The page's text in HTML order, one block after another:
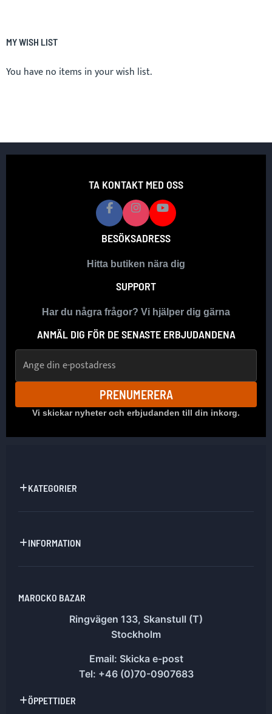
MY WISH LIST
You have no items in your wish list.
TA KONTAKT MED OSS
BESÖKSADRESS
Hitta butiken nära dig
SUPPORT
Har du några frågor? Vi hjälper dig gärna
ANMÄL DIG FÖR DE SENASTE ERBJUDANDENA
PRENUMERERA
Vi skickar nyheter och erbjudanden till din inkorg.
KATEGORIER
INFORMATION
MAROCKO BAZAR
Ringvägen 133, Skanstull (T)
Stockholm
Email: Skicka e-post
Tel: +46 (0)70-0907683
ÖPPETTIDER